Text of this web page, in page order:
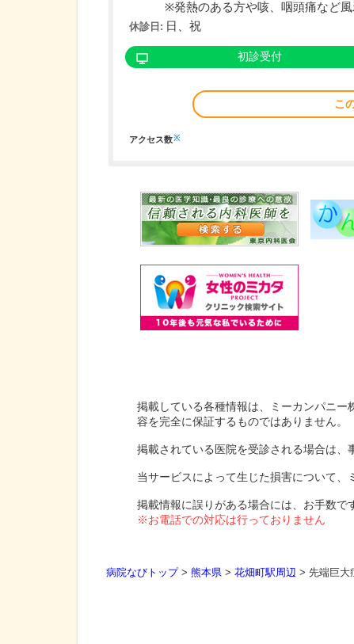
※発熱のある方や咳、咽頭痛など
休診日: 日、祝
初診受付
こ
アクセス数※
掲載している各種情報は、ミーカンパニー
容を完全に保証するものではありません。
掲載されている医院を受診される場合は、
当サービスによって生じた損害について、
掲載情報に誤りがある場合には、お手数で
※お電話での対応は行っておりません
病院なびトップ> 熊本県 > 花畑町駅周辺 > 先端巨大